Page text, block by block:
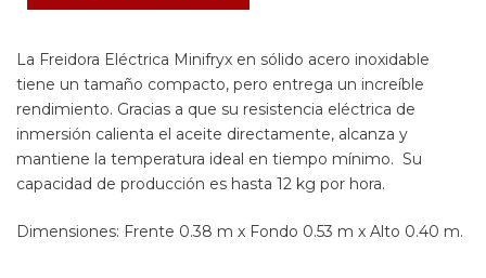
La Freidora Eléctrica Minifryx en sólido acero inoxidable
tiene un tamaño compacto, pero entrega un increíble
rendimiento. Gracias a que su resistencia eléctrica de
inmersión calienta el aceite directamente, alcanza y
mantiene la temperatura ideal en tiempo mínimo. Su
capacidad de producción es hasta 12 kg por hora.
Dimensiones: Frente 0.38 m x Fondo 0.53 m x Alto 0.40 m.